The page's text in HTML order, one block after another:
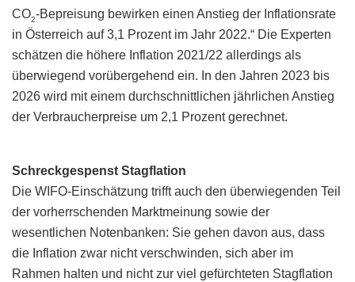
CO2-Bepreisung bewirken einen Anstieg der Inflationsrate
in Österreich auf 3,1 Prozent im Jahr 2022.“ Die Experten
schätzen die höhere Inflation 2021/22 allerdings als
überwiegend vorübergehend ein. In den Jahren 2023 bis
2026 wird mit einem durchschnittlichen jährlichen Anstieg
der Verbraucherpreise um 2,1 Prozent gerechnet.
Schreckgespenst Stagflation
Die WIFO-Einschätzung trifft auch den überwiegenden Teil
der vorherrschenden Marktmeinung sowie der
wesentlichen Notenbanken: Sie gehen davon aus, dass
die Inflation zwar nicht verschwinden, sich aber im
Rahmen halten und nicht zur viel gefürchteten Stagflation